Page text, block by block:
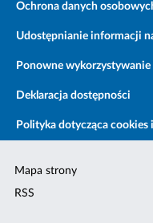
Ochrona danych
Udostępnianie informacji
Ponowne
Deklaracja dostępności
Polityka dotycząca
Mapa strony
RSS